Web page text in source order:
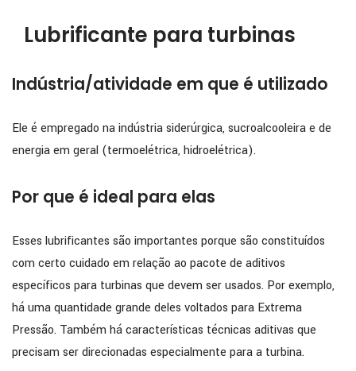
Lubrificante para turbinas
Indústria/atividade em que é utilizado
Ele é empregado na indústria siderúrgica, sucroalcooleira e de
energia em geral (termoelétrica, hidroelétrica).
Por que é ideal para elas
Esses lubrificantes são importantes porque são constituídos
com certo cuidado em relação ao pacote de aditivos
específicos para turbinas que devem ser usados. Por exemplo,
há uma quantidade grande deles voltados para Extrema
Pressão. Também há características técnicas aditivas que
precisam ser direcionadas especialmente para a turbina.